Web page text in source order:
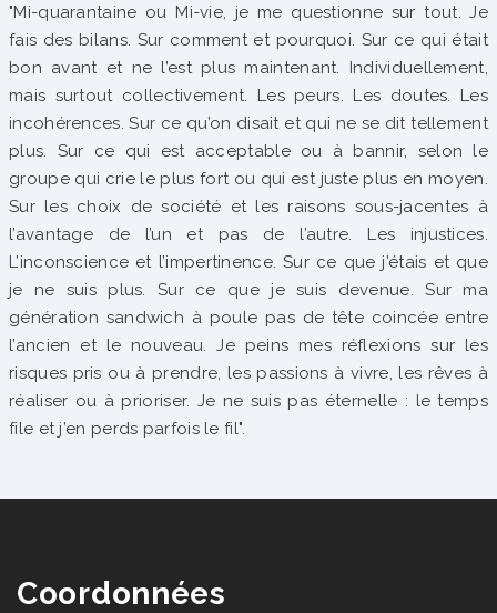
"Mi-quarantaine ou Mi-vie, je me questionne sur tout. Je
fais des bilans. Sur comment et pourquoi. Sur ce qui était
bon avant et ne l’est plus maintenant. Individuellement,
mais surtout collectivement. Les peurs. Les doutes. Les
incohérences. Sur ce qu’on disait et qui ne se dit tellement
plus. Sur ce qui est acceptable ou à bannir, selon le
groupe qui crie le plus fort ou qui est juste plus en moyen.
Sur les choix de société et les raisons sous-jacentes à
l’avantage de l’un et pas de l’autre. Les injustices.
L’inconscience et l’impertinence. Sur ce que j’étais et que
je ne suis plus. Sur ce que je suis devenue. Sur ma
génération sandwich à poule pas de tête coincée entre
l’ancien et le nouveau. Je peins mes réflexions sur les
risques pris ou à prendre, les passions à vivre, les rêves à
réaliser ou à prioriser. Je ne suis pas éternelle : le temps
file et j’en perds parfois le fil".
Coordonnées